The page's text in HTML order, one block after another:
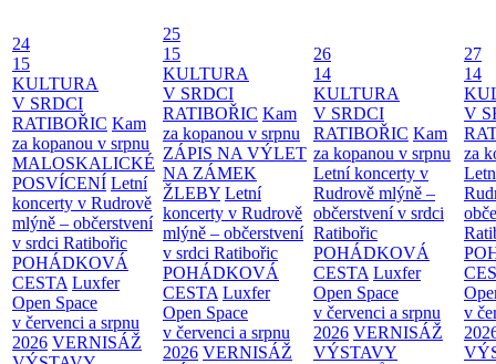
24
15
KULTURA
V SRDCI
RATIBOŘIC Kam
za kopanou v srpnu
MALOSKALICKÉ
POSVÍCENÍ Letní
koncerty v Rudrově
mlýně – občerstvení
v srdci Ratibořic
POHÁDKOVÁ
CESTA Luxfer
Open Space
v červenci a srpnu
2026 VERNISÁŽ
25
15
KULTURA
V SRDCI
RATIBOŘIC Kam
za kopanou v srpnu
ZÁPIS NA VÝLET
NA ZÁMEK
ŽLEBY Letní
koncerty v Rudrově
mlýně – občerstvení
v srdci Ratibořic
POHÁDKOVÁ
CESTA Luxfer
Open Space
v červenci a srpnu
2026 VERNISÁŽ
26
14
KULTURA
V SRDCI
RATIBOŘIC Kam
za kopanou v srpnu
Letní koncerty v
Rudrově mlýně –
občerstvení v srdci
Ratibořic
POHÁDKOVÁ
CESTA Luxfer
Open Space
v červenci a srpnu
2026 VERNISÁŽ
VÝSTAVY
27
14
V
za
v